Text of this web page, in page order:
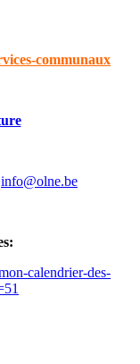
communaux
info@olne.be
calendrier-des-